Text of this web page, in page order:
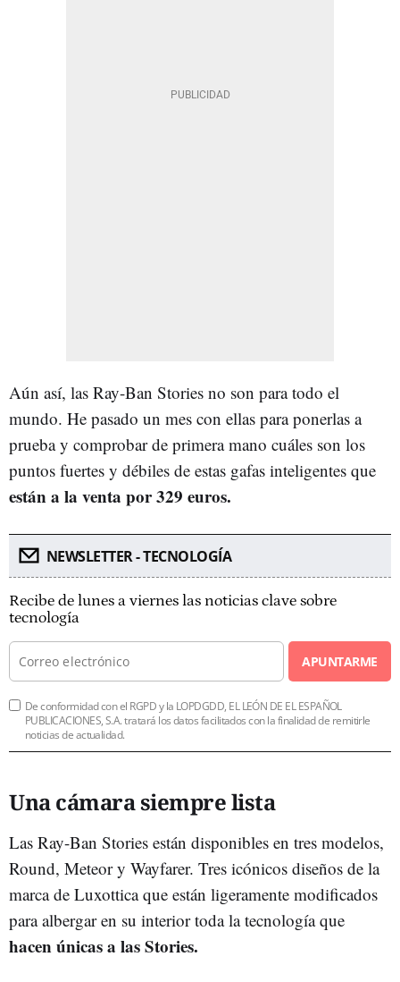
Aún así, las Ray-Ban Stories no son para todo el
mundo. He pasado un mes con ellas para ponerlas a
prueba y comprobar de primera mano cuáles son los
puntos fuertes y débiles de estas gafas inteligentes que
están a la venta por 329 euros.
NEWSLETTER - TECNOLOGÍA
Recibe de lunes a viernes las noticias clave sobre
tecnología
APUNTARME
De conformidad con el RGPD y la LOPDGDD, EL LEÓN DE EL ESPAÑOL
PUBLICACIONES, S.A. tratará los datos facilitados con la finalidad de remitirle
noticias de actualidad.
Una cámara siempre lista
Las Ray-Ban Stories están disponibles en tres modelos,
Round, Meteor y Wayfarer. Tres icónicos diseños de la
marca de Luxottica que están ligeramente modificados
para albergar en su interior toda la tecnología que
hacen únicas a las Stories.